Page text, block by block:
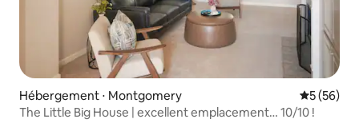
Hébergement ⋅ Montgomery
5 (56)
The Little Big House | excellent emplacement… 10/10 !